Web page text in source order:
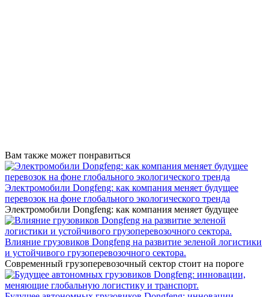
Вам также может понравиться
Электромобили Dongfeng: как компания меняет будущее
перевозок на фоне глобального экологического тренда
Электромобили Dongfeng: как компания меняет будущее
Влияние грузовиков Dongfeng на развитие зеленой логистики
и устойчивого грузоперевозочного сектора.
Современный грузоперевозочный сектор стоит на пороге